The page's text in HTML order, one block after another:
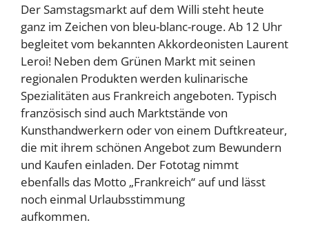
Der Samstagsmarkt auf dem Willi steht heute
ganz im Zeichen von bleu-blanc-rouge. Ab 12 Uhr
begleitet vom bekannten Akkordeonisten Laurent
Leroi! Neben dem Grünen Markt mit seinen
regionalen Produkten werden kulinarische
Spezialitäten aus Frankreich angeboten. Typisch
französisch sind auch Marktstände von
Kunsthandwerkern oder von einem Duftkreateur,
die mit ihrem schönen Angebot zum Bewundern
und Kaufen einladen. Der Fototag nimmt
ebenfalls das Motto „Frankreich“ auf und lässt
noch einmal Urlaubsstimmung
aufkommen.